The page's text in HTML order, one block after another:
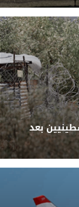
الاحتلال يعتقل 7 فلسطينيين بعد